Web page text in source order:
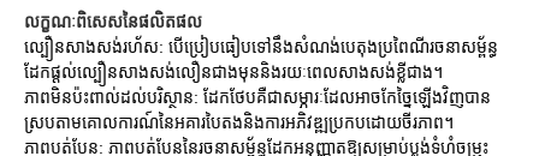
លក្ខណៈពិសេសនៃផលិតផល
ល្បឿនសាងសង់រហ័ស: បើប្រៀបធៀបទៅនឹងសំណង់បេតុងប្រពៃណីរចនាសម្ព័ន្ធ
ដែកផ្តល់ល្បឿនសាងសង់លឿនជាងមុននិងរយៈពេលសាងសង់ខ្លីជាង។
ភាពមិនប៉ះពាល់ដល់បរិស្ថាន: ដែកថែបគឺជាសម្ភារៈដែលអាចកែច្នៃឡើងវិញបាន
ស្របតាមគោលការណ៍នៃអគារបៃតងនិងការអភិវឌ្ឍប្រកបដោយចីរភាព។
ភាពបត់បែន: ភាពបត់បែននៃរចនាសម្ព័ន្ធដែកអនុញ្ញាតឱ្យសម្រាប់ប្លង់ទំហំចម្រុះ